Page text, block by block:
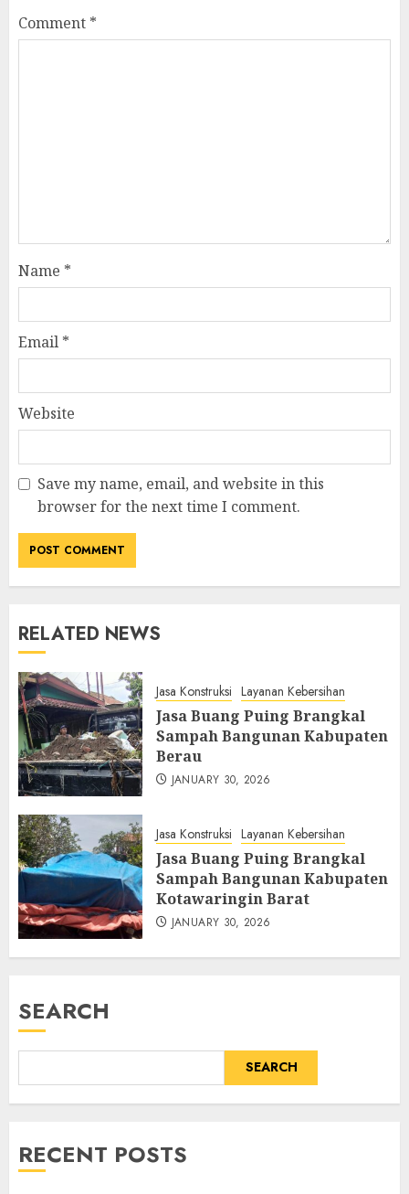
Comment *
Name *
Email *
Website
Save my name, email, and website in this
browser for the next time I comment.
RELATED NEWS
Jasa Konstruksi Layanan Kebersihan
Jasa Buang Puing Brangkal
Sampah Bangunan Kabupaten
Berau
JANUARY 30, 2026
Jasa Konstruksi Layanan Kebersihan
Jasa Buang Puing Brangkal
Sampah Bangunan Kabupaten
Kotawaringin Barat
JANUARY 30, 2026
SEARCH
SEARCH
RECENT POSTS